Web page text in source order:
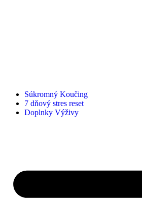
Súkromný Koučing
7 dňový stres reset
Doplnky Výživy